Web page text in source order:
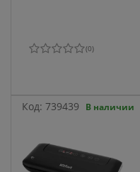
(0)
Код: 739439 В наличии